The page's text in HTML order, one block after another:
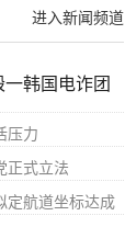
进入新闻频道
韩国电诈团
压力
正式立法
定航道坐标达成